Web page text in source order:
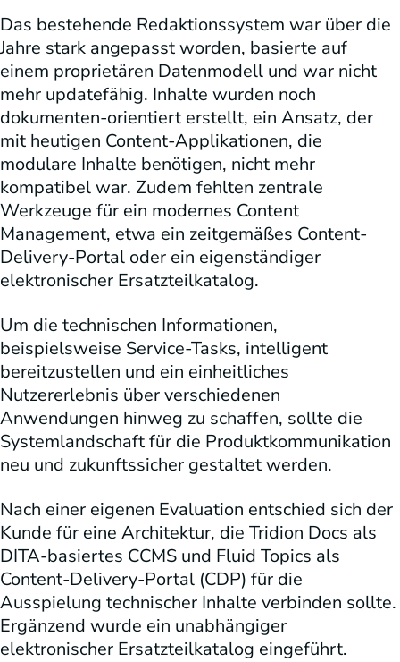
Das bestehende Redaktionssystem war über die
Jahre stark angepasst worden, basierte auf
einem proprietären Datenmodell und war nicht
mehr updatefähig. Inhalte wurden noch
dokumenten-orientiert erstellt, ein Ansatz, der
mit heutigen Content-Applikationen, die
modulare Inhalte benötigen, nicht mehr
kompatibel war. Zudem fehlten zentrale
Werkzeuge für ein modernes Content
Management, etwa ein zeitgemäßes Content-
Delivery-Portal oder ein eigenständiger
elektronischer Ersatzteilkatalog.
Um die technischen Informationen,
beispielsweise Service-Tasks, intelligent
bereitzustellen und ein einheitliches
Nutzererlebnis über verschiedenen
Anwendungen hinweg zu schaffen, sollte die
Systemlandschaft für die Produktkommunikation
neu und zukunftssicher gestaltet werden.
Nach einer eigenen Evaluation entschied sich der
Kunde für eine Architektur, die Tridion Docs als
DITA-basiertes CCMS und Fluid Topics als
Content-Delivery-Portal (CDP) für die
Ausspielung technischer Inhalte verbinden sollte.
Ergänzend wurde ein unabhängiger
elektronischer Ersatzteilkatalog eingeführt.